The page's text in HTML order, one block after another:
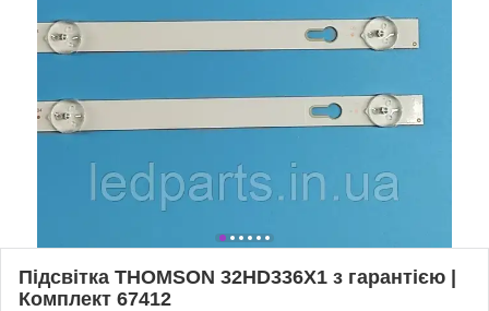
Підсвітка THOMSON 32HD336X1 з гарантією |
Комплект 67412